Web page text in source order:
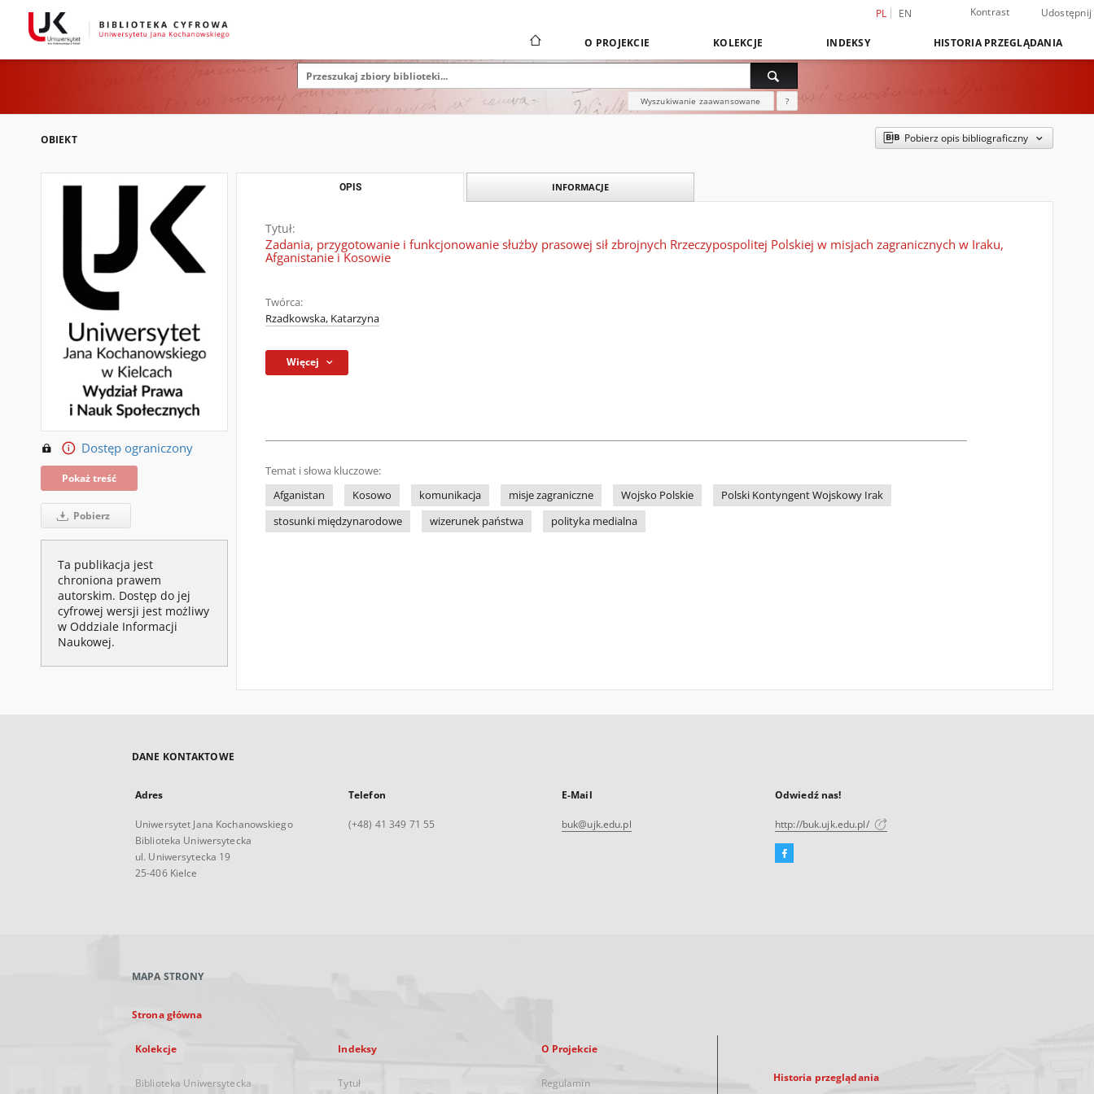
PL EN Kontrast Udostępnij
O PROJEKCIE KOLEKCJE INDEKSY HISTORIA PRZEGLĄDANIA
Wyszukiwanie zaawansowane ?
OBIEKT Pobierz opis bibliograficzny
Dostęp ograniczony
Pokaż treść
Pobierz
Ta publikacja jest
chroniona prawem
autorskim. Dostęp do jej
cyfrowej wersji jest możliwy
w Oddziale Informacji
Naukowej.
OPIS INFORMACJE
Tytuł:
Zadania, przygotowanie i funkcjonowanie służby prasowej sił zbrojnych Rrzeczypospolitej Polskiej w misjach zagranicznych w Iraku,
Afganistanie i Kosowie
Twórca:
Rzadkowska, Katarzyna
Więcej
Temat i słowa kluczowe:
Afganistan
Kosowo komunikacja misje zagraniczne Wojsko Polskie
Polski Kontyngent Wojskowy Irak
stosunki międzynarodowe
wizerunek państwa polityka medialna
DANE KONTAKTOWE
Adres
Uniwersytet Jana Kochanowskiego
Biblioteka Uniwersytecka
ul. Uniwersytecka 19
25-406 Kielce
Telefon
(+48) 41 349 71 55
E-Mail
buk@ujk.edu.pl
Odwiedź nas!
http://buk.ujk.edu.pl/
Facebook
MAPA STRONY
Strona główna
Kolekcje
Biblioteka Uniwersytecka
Indeksy
Tytuł
O Projekcie
Regulamin Historia przeglądania